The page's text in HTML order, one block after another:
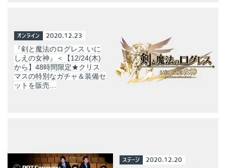
オンライン 2020.12.23
『剣と魔法のログレス いに
しえの女神』＜【12/24(木)
から】48時間限定★クリス
マスの特別なガチャ＆装備セ
ットを販売…
ステージ 2020.12.20